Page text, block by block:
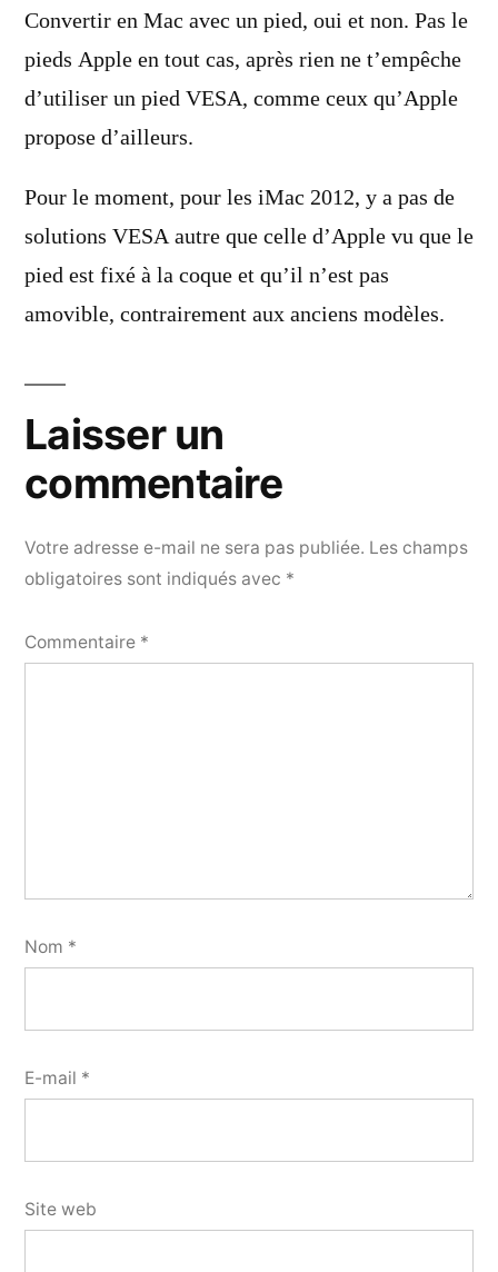
Convertir en Mac avec un pied, oui et non. Pas le
pieds Apple en tout cas, après rien ne t’empêche
d’utiliser un pied VESA, comme ceux qu’Apple
propose d’ailleurs.
Pour le moment, pour les iMac 2012, y a pas de
solutions VESA autre que celle d’Apple vu que le
pied est fixé à la coque et qu’il n’est pas
amovible, contrairement aux anciens modèles.
Laisser un
commentaire
Votre adresse e-mail ne sera pas publiée. Les champs
obligatoires sont indiqués avec *
Commentaire *
Nom *
E-mail *
Site web